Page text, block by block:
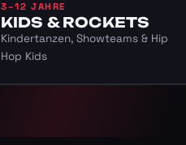
3–12 JAHRE
KIDS & ROCKETS
Kindertanzen, Showteams & Hip
Hop Kids